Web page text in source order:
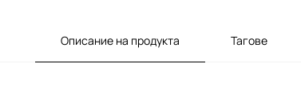
Описание на продукта Тагове